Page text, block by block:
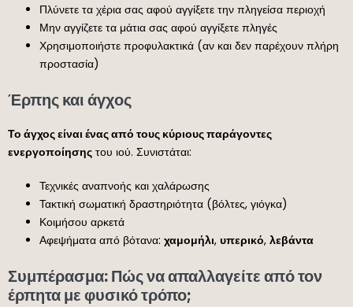
Πλύνετε τα χέρια σας αφού αγγίξετε την πληγείσα περιοχή
Μην αγγίζετε τα μάτια σας αφού αγγίξετε πληγές
Χρησιμοποιήστε προφυλακτικά (αν και δεν παρέχουν πλήρη
προστασία)
Έρπης και άγχος
Το άγχος είναι ένας από τους κύριους παράγοντες
ενεργοποίησης του ιού. Συνιστάται:
Τεχνικές αναπνοής και χαλάρωσης
Τακτική σωματική δραστηριότητα (βόλτες, γιόγκα)
Κοιμήσου αρκετά
Αφεψήματα από βότανα: χαμομήλι, υπερικό, λεβάντα
Συμπέρασμα: Πώς να απαλλαγείτε από τον
έρπητα με φυσικό τρόπο;